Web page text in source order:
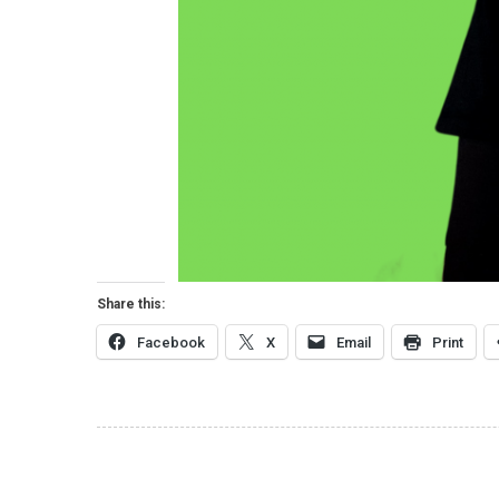
Share this:
Facebook X Email Print